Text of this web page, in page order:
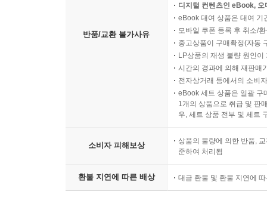
반품/교환 불가사유
디지털 컨텐츠인 eBook,
eBook 대여 상품은 대여 기
모바일 쿠폰 등록 후 취소/
중고상품이 구매확정(자동
LP상품의 재생 불량 원인
시간의 경과에 의해 재판매
전자상거래 등에서의 소비
eBook 세트 상품은 일괄 구
1개의 상품으로 취급 및 판
우, 세트 상품 전부 및 세트
소비자 피해보상
상품의 불량에 의한 반품,
준하여 처리됨
환불 지연에 따른 배상 대금 환불 및 환불 지연에